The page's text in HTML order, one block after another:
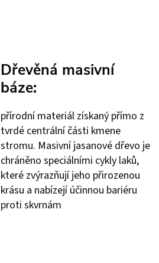
Dřevěná masivní
báze:
přírodní materiál získaný přímo z
tvrdé centrální části kmene
stromu. Masivní jasanové dřevo je
chráněno speciálními cykly laků,
které zvýrazňují jeho přirozenou
krásu a nabízejí účinnou bariéru
proti skvrnám